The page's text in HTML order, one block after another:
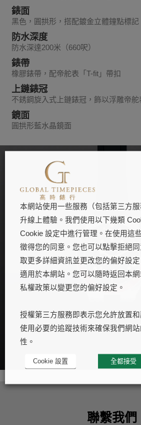
錶面
黑色，圓拱形，搭配鍍金立體鐘點標記
防水深度
防水深達200米（660呎）
錶帶
橡膠錶帶，配帝舵表「T-fit」帶扣
上鏈錶冠
不銹鋼旋入式上鏈錶冠，飾以浮雕帝舵
鏡面
圓拱形藍水晶鏡面
聯繫我們
本網站使用一些服務（包括第三方
升線上體驗。我們使用以下幾類
Cookie 設定中進行管理。在使用這
徵得您的同意。您也可以點擊拒絕
取更多詳細資訊並更改您的偏好設
適用於本網站。您可以隨時返回本
私權政策以變更您的偏好設定。
授權第三方服務即表示您允許放置
使用必要的追蹤技術來確保我們網
性。
Cookie 設置 全都接受